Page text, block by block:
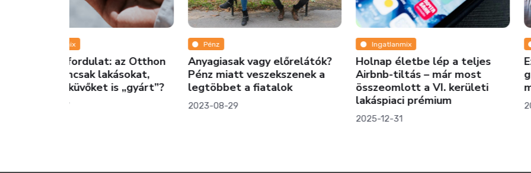
Anyagiasak vagy előrelátók?
Pénz miatt veszekszenek a
legtöbbet a fiatalok
2023-08-29
Holnap életbe lép a teljes
Airbnb-tiltás – már most
összeomlott a VI. kerületi
lakáspiaci prémium
Ezekkel a trükkökkel
garantáltan gyorsan
majd az ingatlanod!
2024-11-01